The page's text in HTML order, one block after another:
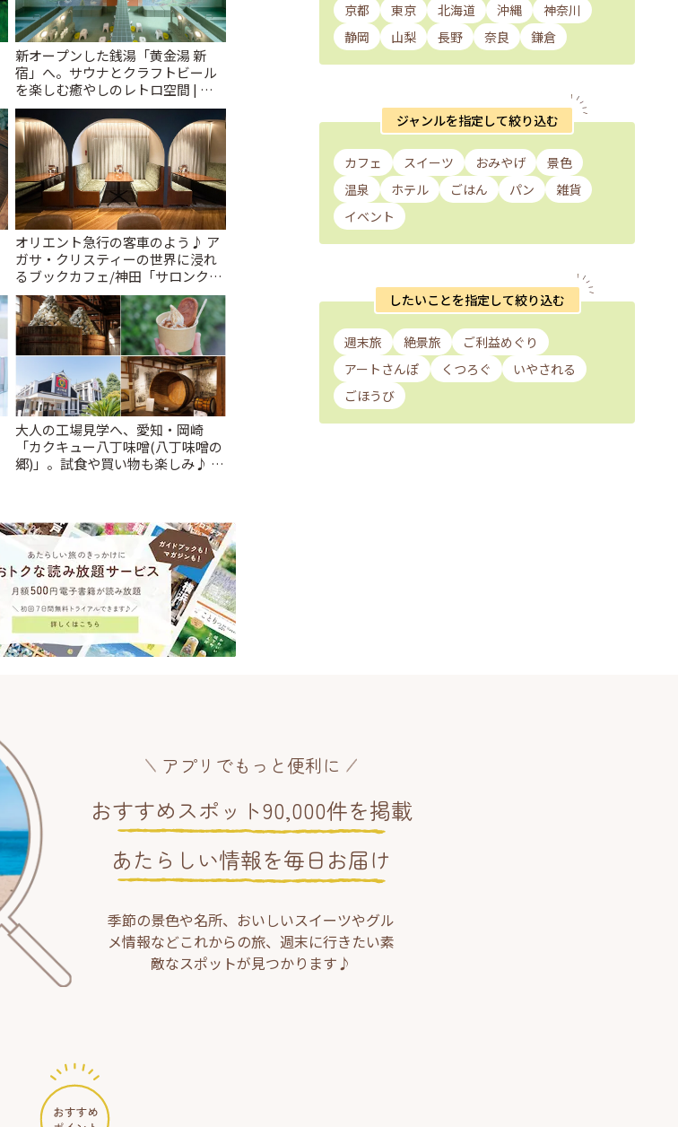
新オープンした銭湯「黄金湯 新
宿」へ。サウナとクラフトビール
を楽しむ癒やしのレトロ空間 | こ
とりっぷ
オリエント急行の客車のよう♪ ア
ガサ・クリスティーの世界に浸れ
るブックカフェ/神田「サロンクリ
スティ」 | ことりっぷ
大人の工場見学へ、愛知・岡崎
「カクキュー八丁味噌(八丁味噌の
郷)」。試食や買い物も楽しみ♪ |
京都 東京 北海道 沖縄
神奈川
静岡
山梨 長野 奈良 鎌倉
ジャンルを指定して絞り込む
カフェ スイーツ おみやげ
景色
温泉
ホテル ごはん パン
雑貨
イベント
したいことを指定して絞り込む
週末旅 絶景旅
ご利益めぐり
アートさんぽ
くつろぐ
いやされる
ごほうび
アプリでもっと便利に
おすすめスポット90,000件を掲載
あたらしい情報を毎日お届け
季節の景色や名所、おいしいスイーツやグル
メ情報などこれからの旅、週末に行きたい素
敵なスポットが見つかります♪